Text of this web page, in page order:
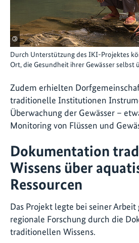
©
Durch Unterstützung des IKI-Projektes
Ort, die Gesundheit ihrer Gewässer selbst
Zudem erhielten
traditionelle Institutionen
Überwachung der Gewässer –
Monitoring von Flüssen und
Dokumentation
Wissens über
Ressourcen
Das Projekt legte bei seiner
regionale Forschung durch die
traditionellen Wissens.